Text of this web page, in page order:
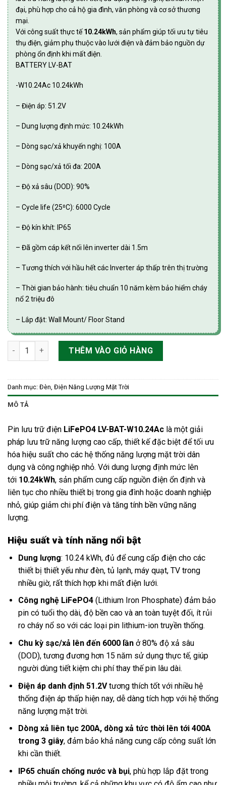
đại, phù hợp cho cả hộ gia đình, văn phòng và cơ sở thương
mại.
Với công suất thực tế10.24kWh, sản phẩm giúp tối ưu tự tiêu
thụ điện, giảm phụ thuộc vào lưới điện và đảm bảo nguồn dự
phòng ổn định khi mất điện.
BATTERY LV-BAT
-W10.24Ac 10.24kWh
– Điện áp: 51.2V
– Dung lượng định mức: 10.24kWh
– Dòng sạc/xả khuyến nghị: 100A
– Dòng sạc/xả tối đa: 200A
– Độ xả sâu (DOD): 90%
– Cycle life (25⁰C): 6000 Cycle
– Độ kín khít: IP65
– Đã gồm cáp kết nối lên inverter dài 1.5m
– Tương thích với hầu hết các Inverter áp thấp trên thị trường
– Thời gian bảo hành: tiêu chuẩn 10 năm kèm bảo hiểm cháy
nổ 2 triệu đô
– Lắp đặt: Wall Mount/ Floor Stand
Pin lưu trữ điện 10kWh LiFePO4 LV-BAT-W10.24Ac số lượng
THÊM VÀO GIỎ HÀNG
Danh mục: Đèn, Điện Năng Lượng Mặt Trời
MÔ TẢ
Pin lưu trữ điện LiFePO4 LV-BAT-W10.24Ac là một giải
pháp lưu trữ năng lượng cao cấp, thiết kế đặc biệt để tối ưu
hóa hiệu suất cho các hệ thống năng lượng mặt trời dân
dụng và công nghiệp nhỏ. Với dung lượng định mức lên
tới 10.24kWh, sản phẩm cung cấp nguồn điện ổn định và
liên tục cho nhiều thiết bị trong gia đình hoặc doanh nghiệp
nhỏ, giúp giảm chi phí điện và tăng tính bền vững năng
lượng.
Hiệu suất và tính năng nổi bật
Dung lượng: 10.24 kWh, đủ để cung cấp điện cho các
thiết bị thiết yếu như đèn, tủ lạnh, máy quạt, TV trong
nhiều giờ, rất thích hợp khi mất điện lưới.
Công nghệ LiFePO4(Lithium Iron Phosphate) đảm bảo
pin có tuổi thọ dài, độ bền cao và an toàn tuyệt đối, ít rủi
ro cháy nổ so với các loại pin lithium-ion truyền thống.
Chu kỳ sạc/xả lên đến 6000 lầnở 80% độ xả sâu
(DOD), tương đương hơn 15 năm sử dụng thực tế, giúp
người dùng tiết kiệm chi phí thay thế pin lâu dài.
Điện áp danh định 51.2Vtương thích tốt với nhiều hệ
thống điện áp thấp hiện nay, dễ dàng tích hợp với hệ thống
năng lượng mặt trời.
Dòng xả liên tục 200A, dòng xả tức thời lên tới 400A
trong 3 giây, đảm bảo khả năng cung cấp công suất lớn
khi cần thiết.
IP65 chuẩn chống nước và bụi, phù hợp lắp đặt trong